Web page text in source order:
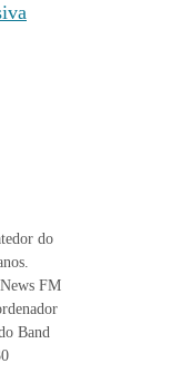
do
FM
Band